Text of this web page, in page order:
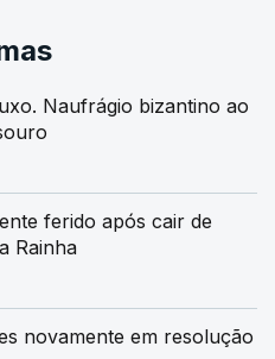
Naufrágio bizantino ao
ferido após cair de
Rainha
novamente em resolução